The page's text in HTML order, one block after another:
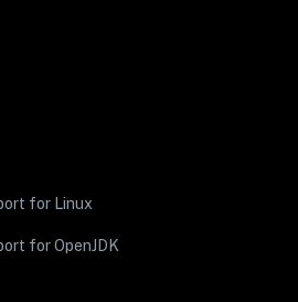
for Linux
for OpenJDK